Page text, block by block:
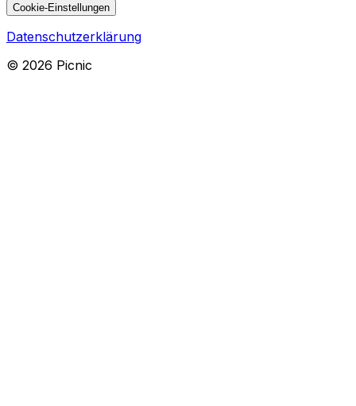
Cookie-Einstellungen
Datenschutzerklärung
© 2026 Picnic